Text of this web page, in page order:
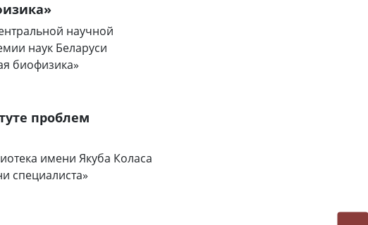
научной
наук Беларуси
биофизика»
проблем
имени Якуба Коласа
специалиста»